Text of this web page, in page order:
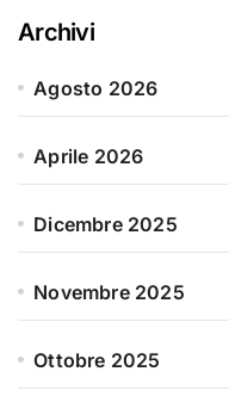
Archivi
Agosto 2026
Aprile 2026
Dicembre 2025
Novembre 2025
Ottobre 2025